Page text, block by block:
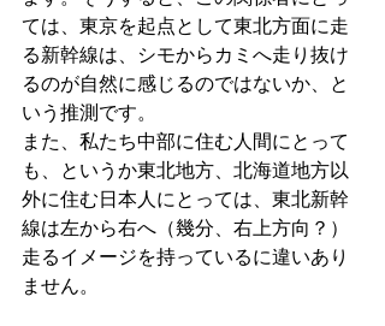
ては、東京を起点として東北方面に走
る新幹線は、シモからカミへ走り抜け
るのが自然に感じるのではないか、と
いう推測です。
また、私たち中部に住む人間にとって
も、というか東北地方、北海道地方以
外に住む日本人にとっては、東北新幹
線は左から右へ（幾分、右上方向？）
走るイメージを持っているに違いあり
ません。